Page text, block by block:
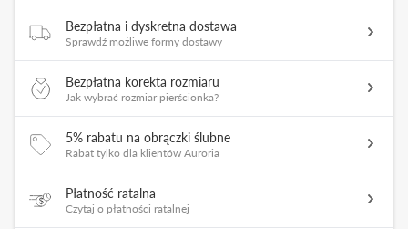
Bezpłatna i dyskretna dostawa
Sprawdź możliwe formy dostawy
Bezpłatna korekta rozmiaru
Jak wybrać rozmiar pierścionka?
5% rabatu na obrączki ślubne
Rabat tylko dla klientów Auroria
Płatność ratalna
Czytaj o płatności ratalnej